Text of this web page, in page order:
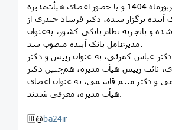
شنبه 29 شهریورماه 1404 و با حضور اعضای هیأت‌مدیره
آینده برگزار شده، دکتر فرشاد حیدری از
و باتجربه نظام بانکی کشور، به‌عنوان
مدیرعامل بانک آینده منصوب شد.
عباس کمرئی، به عنوان رییس و دکتر
نائب رییس هیأت مدیره، هم‌چنین دکتر
و دکتر میثم قاسمی، به عنوان اعضای
هیأت مدیره، معرفی شدند.
🆔@ba24ir